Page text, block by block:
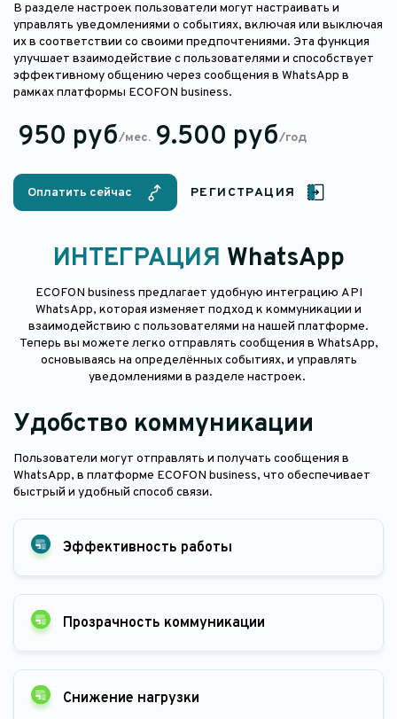
В разделе настроек пользователи могут настраивать и
управлять уведомлениями о событиях, включая или выключая
их в соответствии со своими предпочтениями. Эта функция
улучшает взаимодействие с пользователями и способствует
эффективному общению через сообщения в WhatsApp в
рамках платформы ECOFON business.
950 руб/мес. 9.500 руб/год
Оплатить сейчас РЕГИСТРАЦИЯ
ИНТЕГРАЦИЯ WhatsApp
ECOFON business предлагает удобную интеграцию API
WhatsApp, которая изменяет подход к коммуникации и
взаимодействию с пользователями на нашей платформе.
Теперь вы можете легко отправлять сообщения в WhatsApp,
основываясь на определённых событиях, и управлять
уведомлениями в разделе настроек.
Удобство коммуникации
Пользователи могут отправлять и получать сообщения в
WhatsApp, в платформе ECOFON business, что обеспечивает
быстрый и удобный способ связи.
Эффективность работы
Прозрачность коммуникации
Снижение нагрузки